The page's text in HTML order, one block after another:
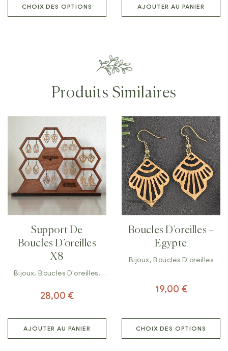
CHOIX DES OPTIONS AJOUTER AU PANIER
Produits Similaires
Support De
Boucles D’oreilles
X8
Bijoux,Boucles D'oreilles,
28,00 €
AJOUTER AU PANIER
Boucles D’oreilles –
Egypte
Bijoux,Boucles D'oreilles
19,00 €
CHOIX DES OPTIONS